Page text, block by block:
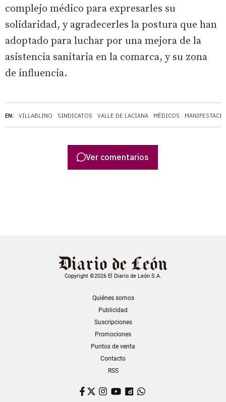
EN: VILLABLINO SINDICATOS VALLE DE LACIANA MÉDICOS
complejo médico para expresarles su
solidaridad, y agradecerles la postura que han
adoptado para luchar por una mejora de la
asistencia sanitaria en la comarca, y su zona
de influencia.
Ver comentarios
Copyright ©2026 El Diario de León S.A.
Quiénes somos
Publicidad
Suscripciones
Promociones
Puntos de venta
Contacto
RSS
Facebook
TwitterInstagram
YouTubeDailymotion